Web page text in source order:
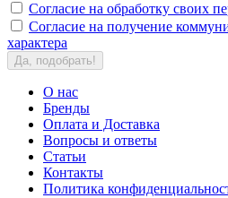
Согласие на обработку своих
Согласие на получение
характера
Да, подобрать!
О нас
Бренды
Оплата и Доставка
Вопросы и ответы
Статьи
Контакты
Политика